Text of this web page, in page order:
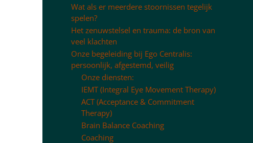
Wat als er meerdere stoornissen tegelijk
spelen?
Het zenuwstelsel en trauma: de bron van
veel klachten
Onze begeleiding bij Ego Centralis:
persoonlijk, afgestemd, veilig
Onze diensten:
IEMT (Integral Eye Movement Therapy)
ACT (Acceptance & Commitment
Therapy)
Brain Balance Coaching
Coaching